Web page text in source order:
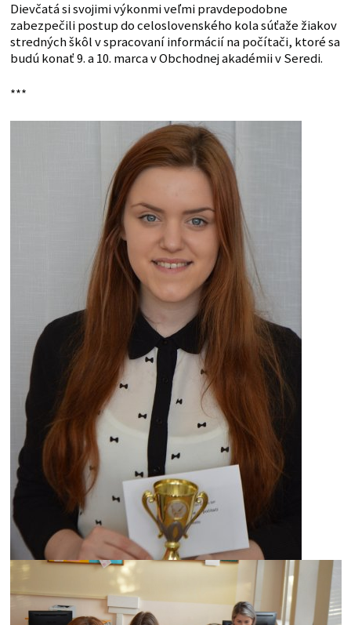
Dievčatá si svojimi výkonmi veľmi pravdepodobne
zabezpečili postup do celoslovenského kola súťaže žiakov
stredných škôl v spracovaní informácií na počítači, ktoré sa
budú konať 9. a 10. marca v Obchodnej akadémii v Seredi.
***